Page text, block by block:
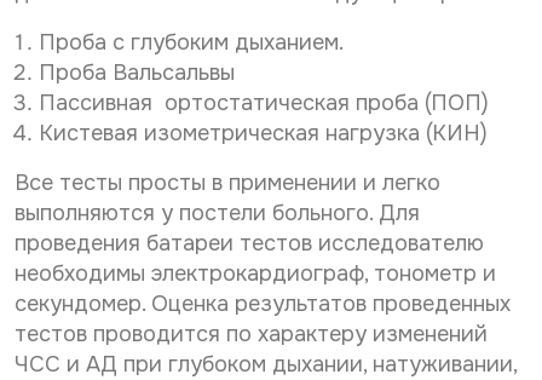
Проба с глубоким дыханием.
Проба Вальсальвы
Пассивная ортостатическая проба (ПОП)
Кистевая изометрическая нагрузка (КИН)
Все тесты просты в применении и легко
выполняются у постели больного. Для
проведения батареи тестов исследователю
необходимы электрокардиограф, тонометр и
секундомер. Оценка результатов проведенных
тестов проводится по характеру изменений
ЧСС и АД при глубоком дыхании, натуживании,